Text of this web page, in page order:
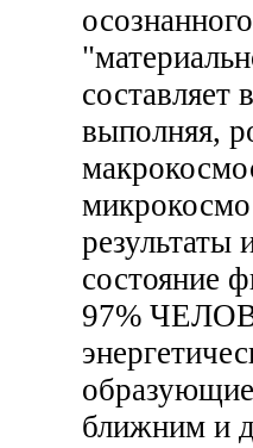
выполняя,
результаты
состояние
97%
ближним и